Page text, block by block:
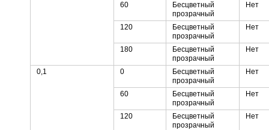
60
Бесцветный
прозрачный
Нет
120
Бесцветный
прозрачный
Нет
180
Бесцветный
прозрачный
Нет
0,1 0
Бесцветный
прозрачный
Нет
60
Бесцветный
прозрачный
Нет
120
Бесцветный
прозрачный
Нет